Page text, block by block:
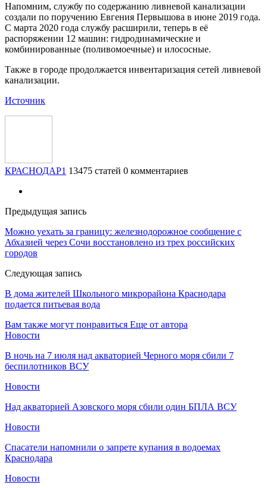
Напомним, службу по содержанию ливневой канализации
создали по поручению Евгения Первышова в июне 2019 года.
С марта 2020 года службу расширили, теперь в её
распоряжении 12 машин: гидродинамические и
комбинированные (поливомоечные) и илососные.
Также в городе продолжается инвентаризация сетей ливневой
канализации.
Источник
КРАСНОДАР1 13475 статей 0 комментариев
Предыдущая запись
Можно уехать за границу: железнодорожное сообщение с
Абхазией через Сочи восстановлено из трех российских
городов
Следующая запись
В дома жителей Школьного микрорайона Краснодара
подается питьевая вода
Вам также могут понравиться Еще от автора
Новости
В ночь на 7 июля над акваторией Черного моря сбили 7
беспилотников ВСУ
Новости
Над акваторией Азовского моря сбили один БПЛА ВСУ
Новости
Спасатели напомнили о запрете купания в водоемах
Краснодара
Новости